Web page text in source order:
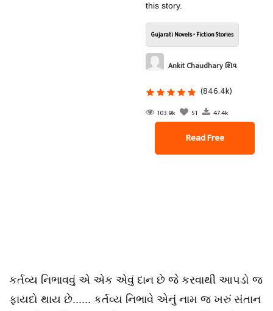
this story.
Gujarati Novels - Fiction Stories
Ankit Chaudhary શિવ
(846.4k)
103.9k 51 47.4k
Read Free
કર્તવ્ય નિભાવવું એ એક એવું દાન છે જે કરવાથી આપડો જ
ફાયદો થાય છે...... કર્તવ્ય નિભાવે એનું નામ જ ખરું સંતાન